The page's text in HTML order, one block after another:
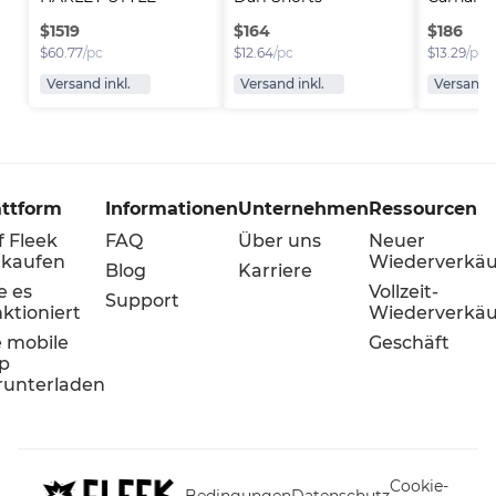
CROPPE..
$1519
$60.77/pc
Versand inkl.
$164
$12.64/pc
Versand inkl.
$186
$13.29/pc
Versand
Fleek
es
mobile
Informationen
FAQ
Blog
Support
Unternehmen
Über uns
Karriere
Ressourcen
Neuer
Vollzeit-
Geschäft
Cookie-